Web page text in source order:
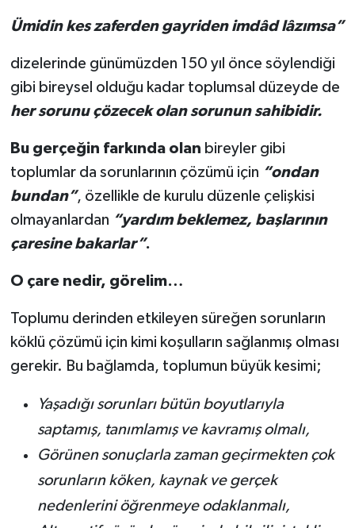
Ümidin kes zaferden gayriden imdâd lâzımsa”
dizelerinde günümüzden 150 yıl önce söylendiği
gibi bireysel olduğu kadar toplumsal düzeyde de
her sorunu çözecek olan sorunun sahibidir.
Bu gerçeğin farkında olan bireyler gibi
toplumlar da sorunlarının çözümü için “ondan
bundan”, özellikle de kurulu düzenle çelişkisi
olmayanlardan “yardım beklemez, başlarının
çaresine bakarlar”.
O çare nedir, görelim…
Toplumu derinden etkileyen süreğen sorunların
köklü çözümü için kimi koşulların sağlanmış olması
gerekir. Bu bağlamda, toplumun büyük kesimi;
Yaşadığı sorunları bütün boyutlarıyla
saptamış, tanımlamış ve kavramış olmalı,
Görünen sonuçlarla zaman geçirmekten çok
sorunların köken, kaynak ve gerçek
nedenlerini öğrenmeye odaklanmalı,